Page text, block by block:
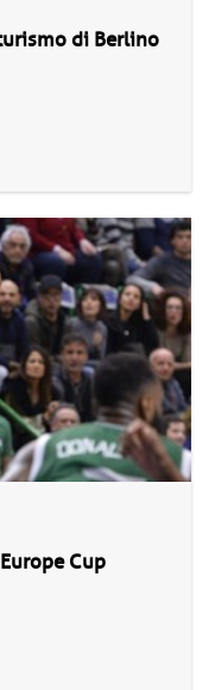
di Berlino
Cup